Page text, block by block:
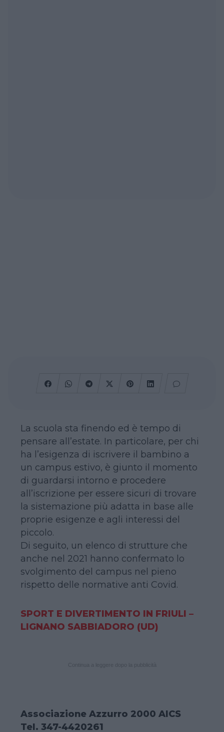
La scuola sta finendo ed è tempo di
pensare all’estate. In particolare, per chi
ha l’esigenza di iscrivere il bambino a
un campus estivo, è giunto il momento
di guardarsi intorno e procedere
all’iscrizione per essere sicuri di trovare
la sistemazione più adatta in base alle
proprie esigenze e agli interessi del
piccolo.
Di seguito, un elenco di strutture che
anche nel 2021 hanno confermato lo
svolgimento del campus nel pieno
rispetto delle normative anti Covid.
SPORT E DIVERTIMENTO IN FRIULI –
LIGNANO SABBIADORO (UD)
Associazione Azzurro 2000 AICS
Tel. 347-4420261